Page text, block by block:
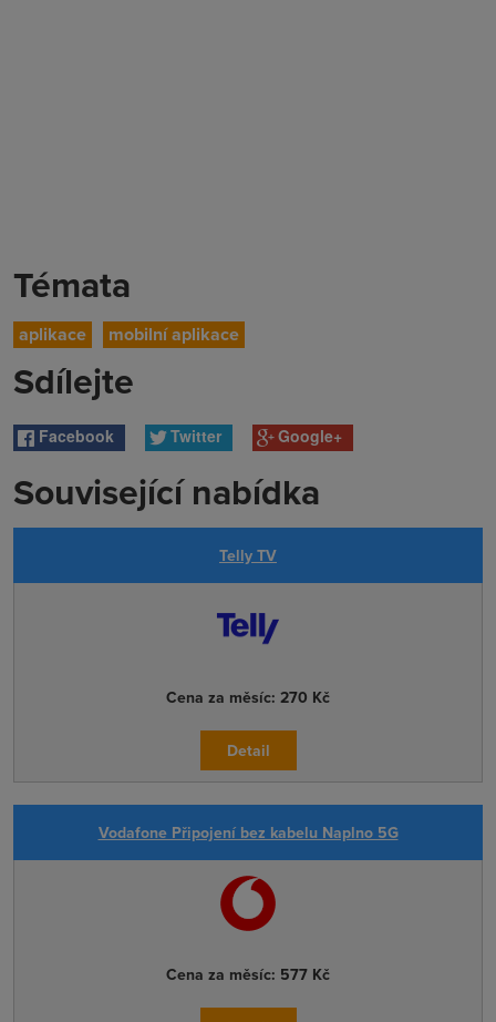
Témata
aplikace mobilní aplikace
Sdílejte
Facebook Twitter Google+
Související nabídka
Telly TV
Cena za měsíc: 270 Kč
Detail
Vodafone Připojení bez kabelu Naplno 5G
Cena za měsíc: 577 Kč